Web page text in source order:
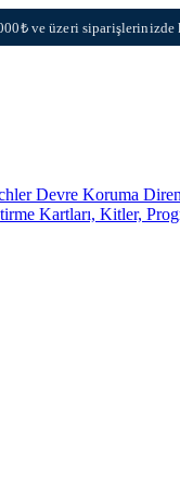
ve üzeri siparişlerinizde
Devre Koruma
Kartları, Kitler,